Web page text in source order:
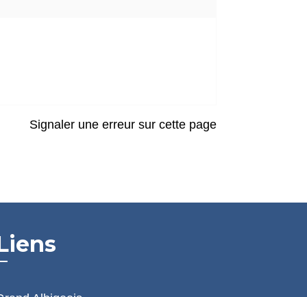
Signaler une erreur sur cette page